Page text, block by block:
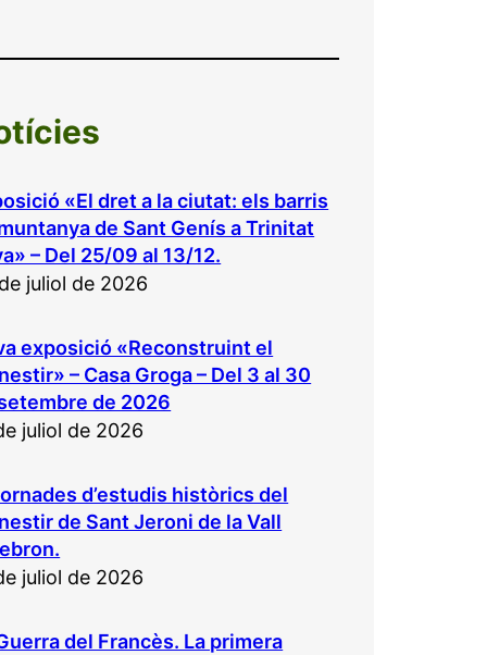
«El dret a la ciutat: els barris
de Sant Genís a Trinitat
– Del 25/09 al 13/12.
juliol de 2026
exposició «Reconstruint el
– Casa Groga – Del 3 al 30
de 2026
juliol de 2026
d’estudis històrics del
de Sant Jeroni de la Vall
juliol de 2026
del Francès. La primera